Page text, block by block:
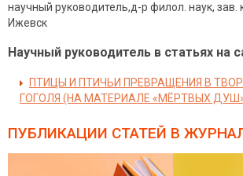
научный руководитель,д-р филол. наук, зав.
Ижевск
Научный руководитель в статьях на
ПТИЦЫ И ПТИЧЬИ ПРЕВРАЩЕНИЯ В
ГОГОЛЯ (НА МАТЕРИАЛЕ «МЁРТВЫХ
ПУБЛИКАЦИИ СТАТЕЙ В